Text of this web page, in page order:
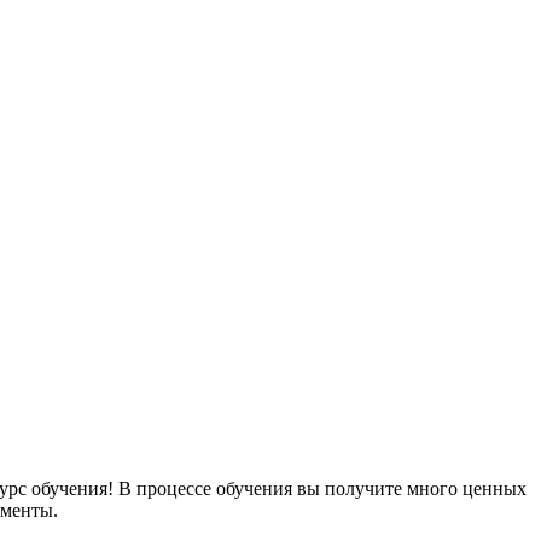
обучения! В процессе обучения вы получите много ценных